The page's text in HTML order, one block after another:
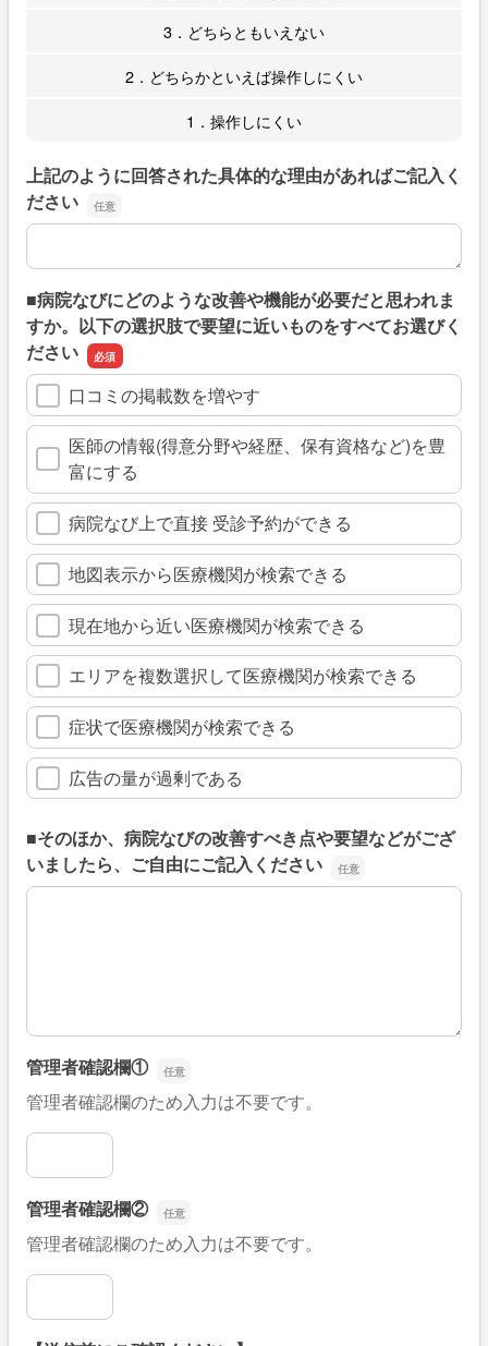
3．どちらともいえない
2．どちらかといえば操作しにくい
1．操作しにくい
上記のように回答された具体的な理由があればご記入く
ださい
上記のように回答された具体的な理由があればご記入くだ
■病院なびにどのような改善や機能が必要だと思われま
すか。以下の選択肢で要望に近いものをすべてお選びく
ださい
口コミの掲載数を増やす
医師の情報(得意分野や経歴、保有資格など)を豊
富にする
病院なび上で直接 受診予約ができる
地図表示から医療機関が検索できる
現在地から近い医療機関が検索できる
エリアを複数選択して医療機関が検索できる
症状で医療機関が検索できる
広告の量が過剰である
■そのほか、病院なびの改善すべき点や要望などがござ
いましたら、ご自由にご記入ください
■そのほか、病院なびの改善すべき点や要望などがござい
管理者確認欄①
管理者確認欄のため入力は不要です。
管理者確認欄①
管理者確認欄②
管理者確認欄のため入力は不要です。
管理者確認欄②